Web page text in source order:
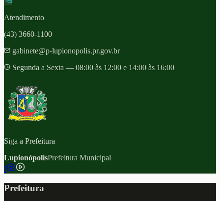
Atendimento
(43) 3660-1100
gabinete@p-lupionopolis.pr.gov.br
Segunda a Sexta — 08:00 às 12:00 e 14:00 às 16:00
Siga a Prefeitura
LupionópolisPrefeitura Municipal
f
Prefeitura